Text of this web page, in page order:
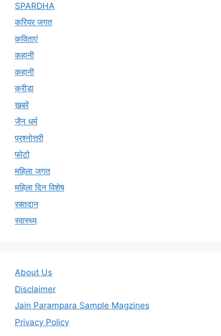
SPARDHA
करियर जगत
कविताएं
कहानी
कहानी
क्रीड़ा
खबरें
जैन धर्म
प्रश्नोत्तरी
फोटो
महिला जगत
महिला दिन विशेष
रक्तदान
स्वास्थ्य
About Us
Disclaimer
Jain Parampara Sample Magzines
Privacy Policy